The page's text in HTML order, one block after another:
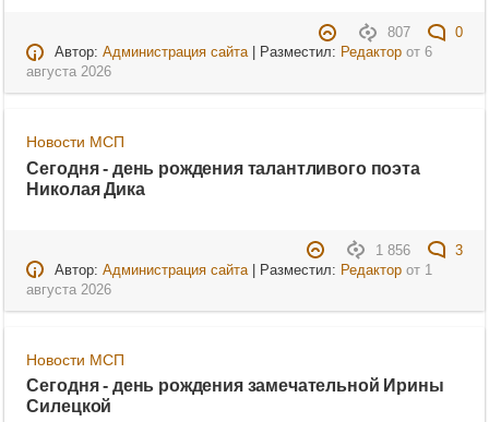
807
0
Автор: Администрация сайта| Разместил: Редакторот 6
августа 2026
Новости МСП
Сегодня - день рождения талантливого поэта
Николая Дика
1 856
3
Автор: Администрация сайта| Разместил: Редакторот 1
августа 2026
Новости МСП
Сегодня - день рождения замечательной Ирины
Силецкой